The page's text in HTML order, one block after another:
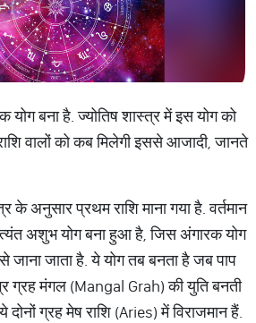
योग बना है. ज्योतिष शास्त्र में इस योग को
वालों को कब मिलेगी इससे आजादी, जानते
के अनुसार प्रथम राशि माना गया है. वर्तमान
अशुभ योग बना हुआ है, जिस अंगारक योग
जाता है. ये योग तब बनता है जब पाप
ग्रह मंगल (Mangal Grah) की युति बनती
ग्रह मेष राशि (Aries) में विराजमान हैं.